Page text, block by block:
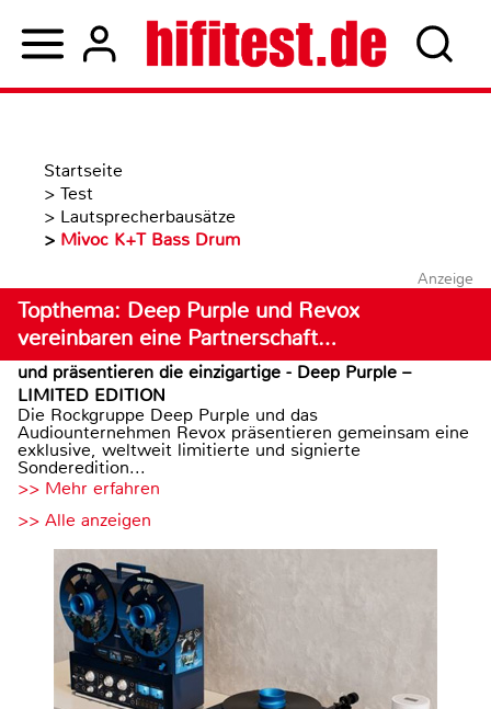
Startseite
> Test
> Lautsprecherbausätze
> Mivoc K+T Bass Drum
Anzeige
Topthema: Deep Purple und Revox
vereinbaren eine Partnerschaft…
und präsentieren die einzigartige - Deep Purple –
LIMITED EDITION
Die Rockgruppe Deep Purple und das
Audiounternehmen Revox präsentieren gemeinsam eine
exklusive, weltweit limitierte und signierte
Sonderedition...
>> Mehr erfahren
>> Alle anzeigen